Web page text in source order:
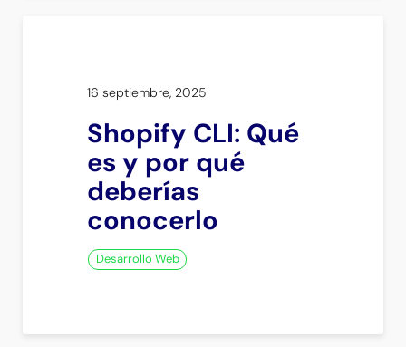
16 septiembre, 2025
Shopify CLI: Qué
es y por qué
deberías
conocerlo
Desarrollo Web